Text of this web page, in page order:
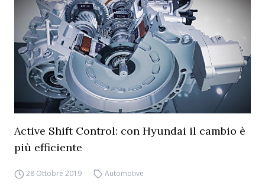
Active Shift Control: con Hyundai il cambio è
più efficiente
28 Ottobre 2019 Automotive